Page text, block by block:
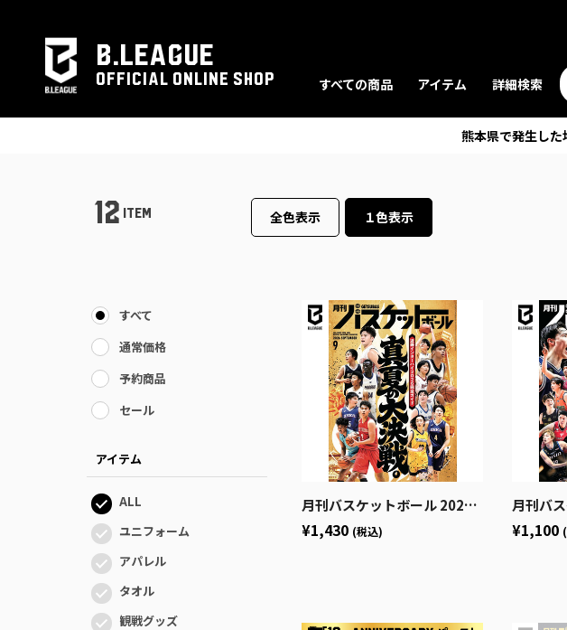
B.LEAGUE
OFFICIAL ONLINE SHOP すべての商品 アイテム 詳細検索
熊本県で発生し
12 ITEM 全色表示 １色表示
すべて
通常価格
予約商品
セール
アイテム
ALL
ユニフォーム
アパレル
タオル
観戦グッズ
月刊バスケットボール 2026年9月号 (発売日2026年7月24日)
¥1,430 (税込)
月刊バスケットボ
¥1,100